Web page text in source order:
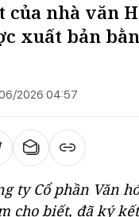
của nhà văn
xuất bản
2026 04:57
ty Cổ phần Văn
cho biết, đã ký